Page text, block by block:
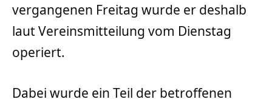
vergangenen Freitag wurde er deshalb
laut Vereinsmitteilung vom Dienstag
operiert.
Dabei wurde ein Teil der betroffenen